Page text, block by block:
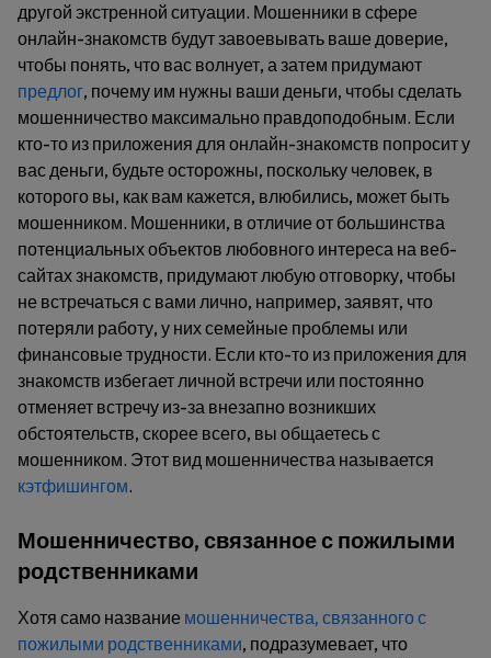
другой экстренной ситуации. Мошенники в сфере
онлайн-знакомств будут завоевывать ваше доверие,
чтобы понять, что вас волнует, а затем придумают
предлог, почему им нужны ваши деньги, чтобы сделать
мошенничество максимально правдоподобным. Если
кто-то из приложения для онлайн-знакомств попросит у
вас деньги, будьте осторожны, поскольку человек, в
которого вы, как вам кажется, влюбились, может быть
мошенником. Мошенники, в отличие от большинства
потенциальных объектов любовного интереса на веб-
сайтах знакомств, придумают любую отговорку, чтобы
не встречаться с вами лично, например, заявят, что
потеряли работу, у них семейные проблемы или
финансовые трудности. Если кто-то из приложения для
знакомств избегает личной встречи или постоянно
отменяет встречу из-за внезапно возникших
обстоятельств, скорее всего, вы общаетесь с
мошенником. Этот вид мошенничества называется
кэтфишингом.
Мошенничество, связанное с пожилыми
родственниками
Хотя само название мошенничества, связанного с
пожилыми родственниками, подразумевает, что